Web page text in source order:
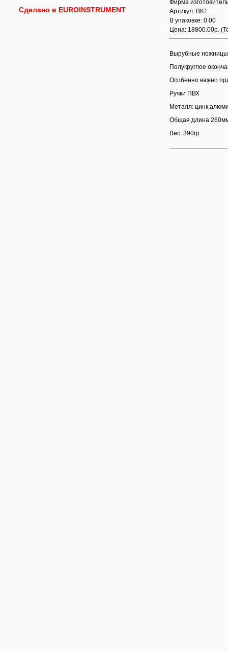
Сделано в EUROINSTRUMENT
Фирма
Артикул: BK1
В упаковке: 0.00
Цена: 18800.00р.
Вырубные ножницы
Полукруглое
Особенно важно
Ручки ПВХ
Металл:
Общая длина
Вес: 390гр